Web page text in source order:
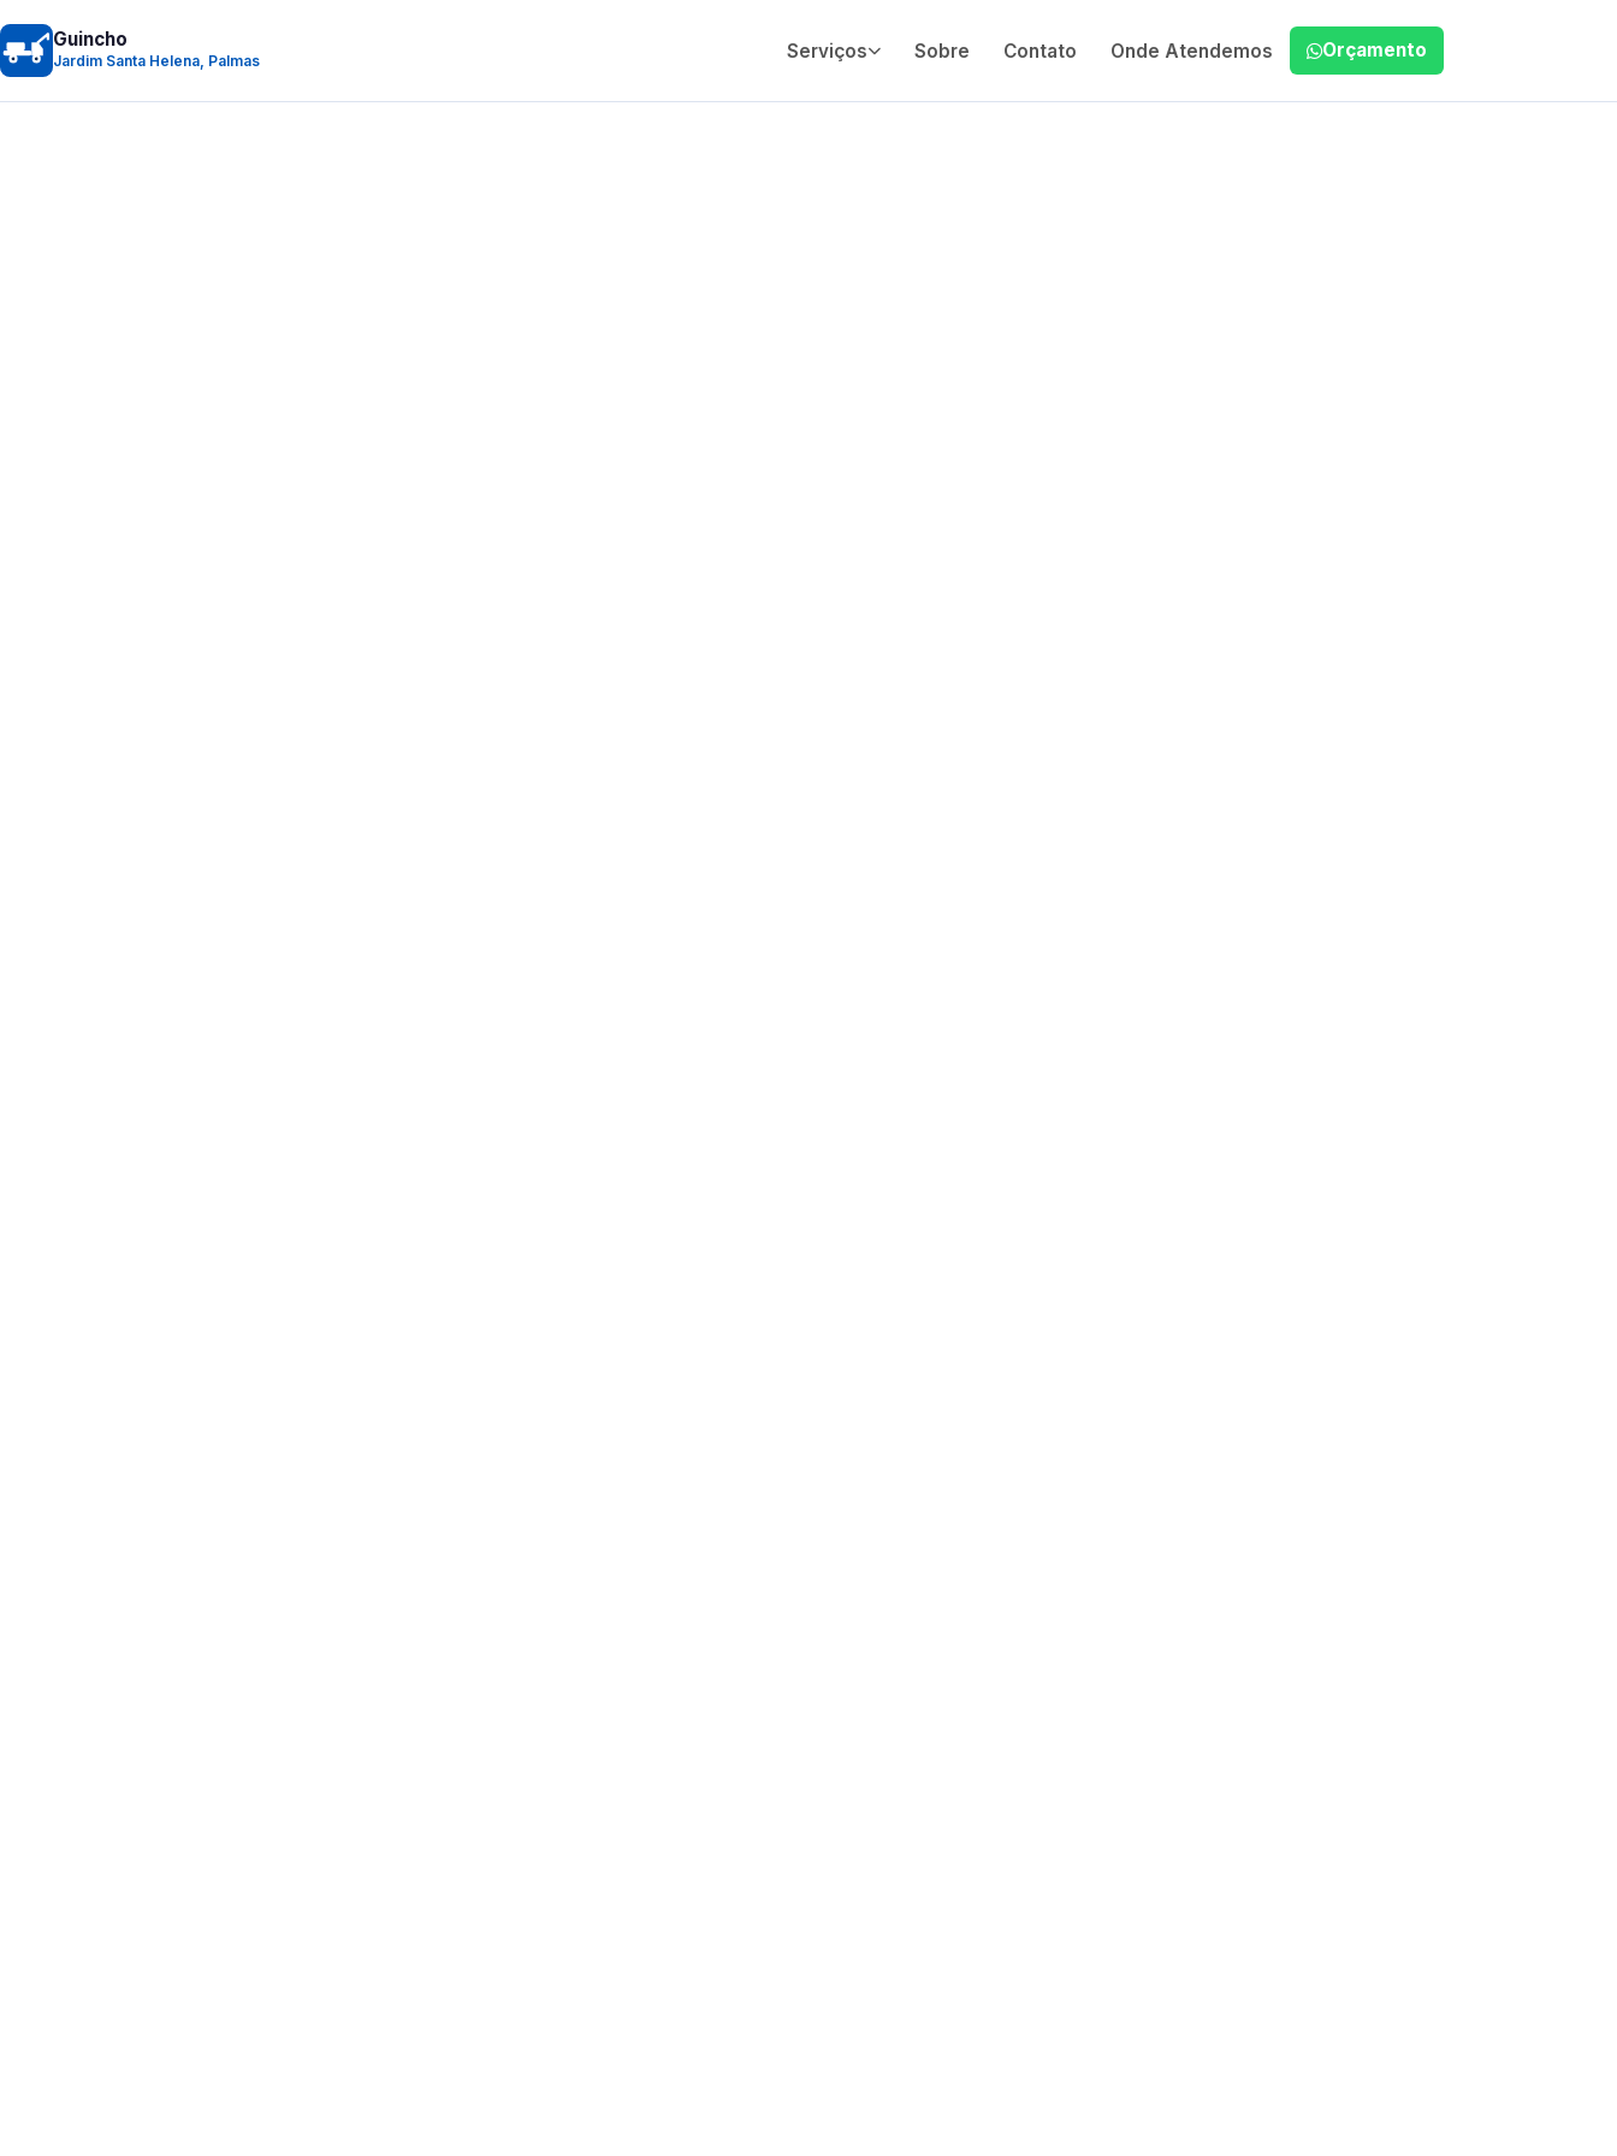
Guincho
Jardim Santa Helena, Palmas Serviços Sobre Contato Onde Atendemos Orçamento